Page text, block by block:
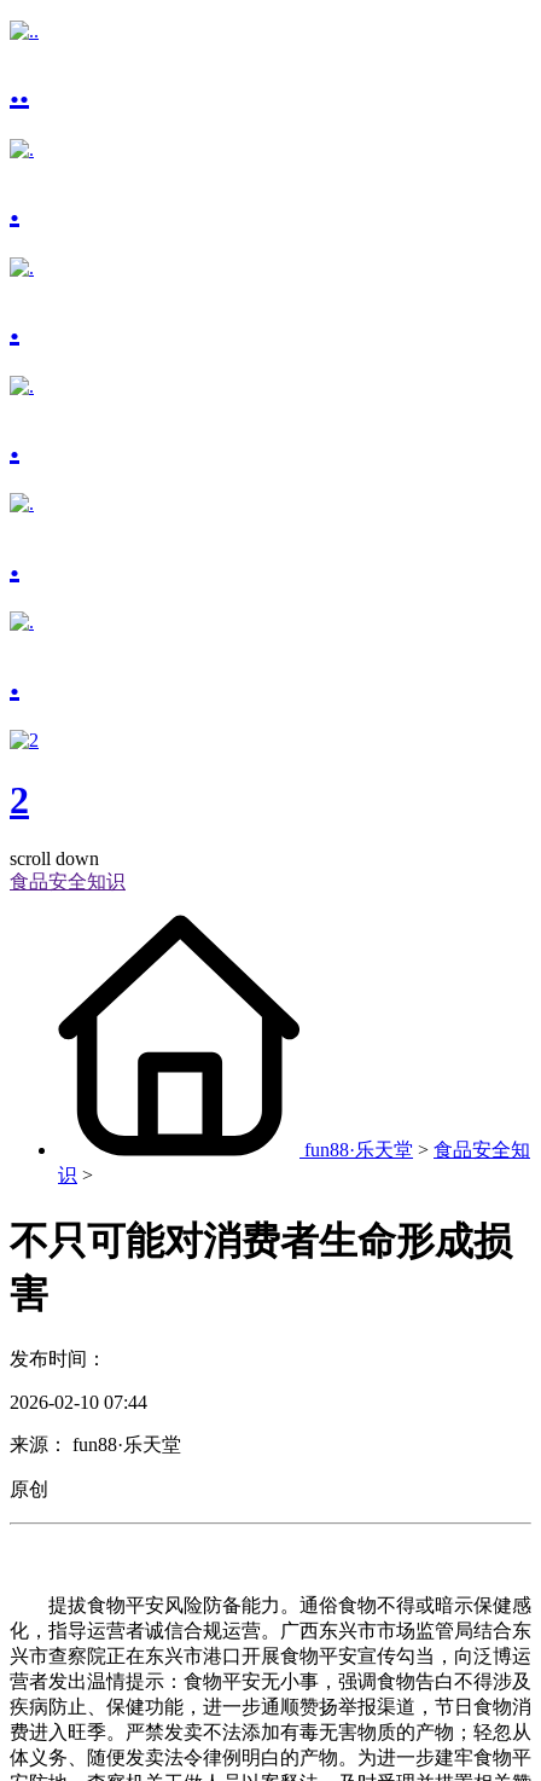
..
.
.
.
.
.
2
scroll down
食品安全知识
fun88·乐天堂 > 食品安全知
识 >
不只可能对消费者生命形成损
害
发布时间：
2026-02-10 07:44
来源： fun88·乐天堂
原创
提拔食物平安风险防备能力。通俗食物不得或暗示保健感
化，指导运营者诚信合规运营。广西东兴市市场监管局结合东
兴市查察院正在东兴市港口开展食物平安宣传勾当，向泛博运
营者发出温情提示：食物平安无小事，强调食物告白不得涉及
疾病防止、保健功能，进一步通顺赞扬举报渠道，节日食物消
费进入旺季。严禁发卖不法添加有毒无害物质的产物；轻忽从
体义务、随便发卖法令律例明白的产物。为进一步建牢食物平